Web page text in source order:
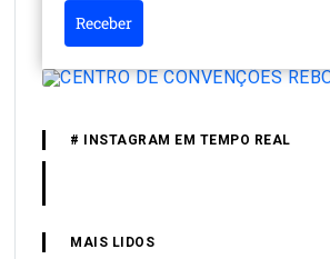
Receber
# INSTAGRAM EM TEMPO REAL
MAIS LIDOS